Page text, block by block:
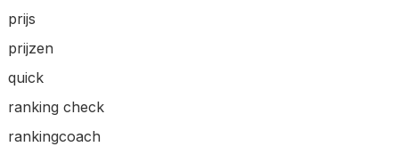
prijs
prijzen
quick
ranking check
rankingcoach